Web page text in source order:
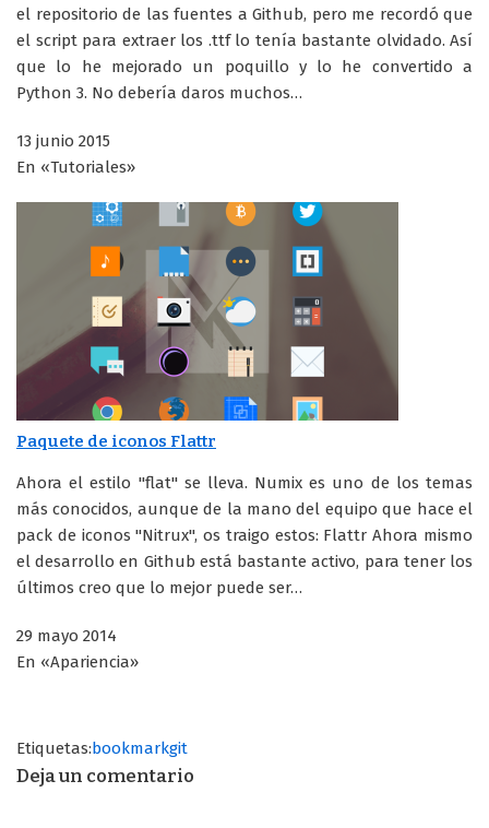
el repositorio de las fuentes a Github, pero me recordó que
el script para extraer los .ttf lo tenía bastante olvidado. Así
que lo he mejorado un poquillo y lo he convertido a
Python 3. No debería daros muchos…
13 junio 2015
En «Tutoriales»
Paquete de iconos Flattr
Ahora el estilo "flat" se lleva. Numix es uno de los temas
más conocidos, aunque de la mano del equipo que hace el
pack de iconos "Nitrux", os traigo estos: Flattr Ahora mismo
el desarrollo en Github está bastante activo, para tener los
últimos creo que lo mejor puede ser…
29 mayo 2014
En «Apariencia»
Etiquetas:bookmarkgit
Deja un comentario